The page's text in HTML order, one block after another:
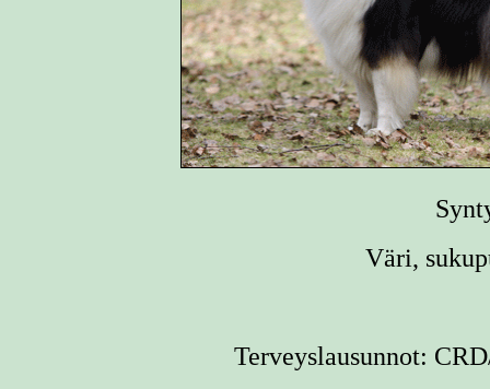
Väri,
Terveyslausunnot: